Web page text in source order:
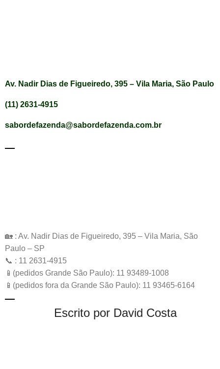
Av. Nadir Dias de Figueiredo, 395 – Vila Maria, São Paulo
(11) 2631-4915
sabordefazenda@sabordefazenda.com.br
🏡 : Av. Nadir Dias de Figueiredo, 395 – Vila Maria, São
Paulo – SP
📞 : 11 2631-4915
📱(pedidos Grande São Paulo): 11 93489-1008
📱(pedidos fora da Grande São Paulo): 11 93465-6164
Escrito por David Costa